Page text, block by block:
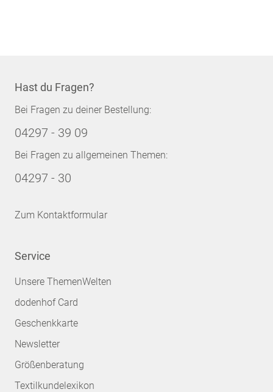
Hast du Fragen?
Bei Fragen zu deiner Bestellung:
04297 - 39 09
Bei Fragen zu allgemeinen Themen:
04297 - 30
Zum Kontaktformular
Service
Unsere ThemenWelten
dodenhof Card
Geschenkkarte
Newsletter
Größenberatung
Textilkundelexikon